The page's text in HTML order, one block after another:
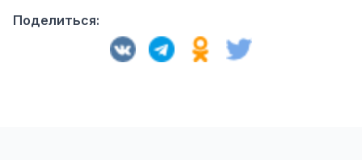
Поделиться: